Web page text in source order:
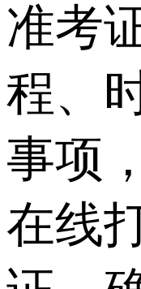
准考
程、
事项
在线